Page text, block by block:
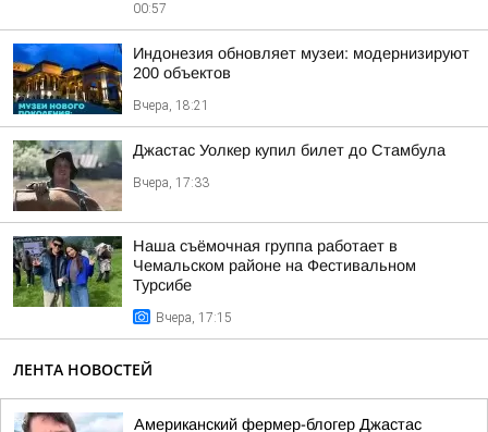
00:57
Индонезия обновляет музеи: модернизируют
200 объектов
Вчера, 18:21
Джастас Уолкер купил билет до Стамбула
Вчера, 17:33
Наша съёмочная группа работает в
Чемальском районе на Фестивальном
Турсибе
Вчера, 17:15
ЛЕНТА НОВОСТЕЙ
Американский фермер-блогер Джастас